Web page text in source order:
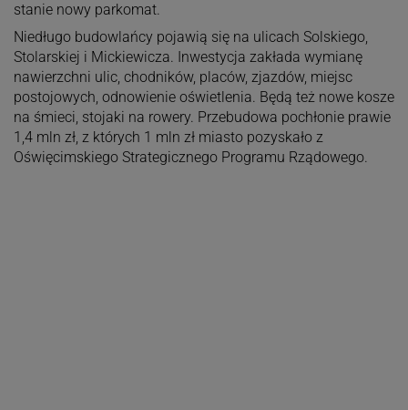
stanie nowy parkomat.
Niedługo budowlańcy pojawią się na ulicach Solskiego,
Stolarskiej i Mickiewicza. Inwestycja zakłada wymianę
nawierzchni ulic, chodników, placów, zjazdów, miejsc
postojowych, odnowienie oświetlenia. Będą też nowe kosze
na śmieci, stojaki na rowery. Przebudowa pochłonie prawie
1,4 mln zł, z których 1 mln zł miasto pozyskało z
Oświęcimskiego Strategicznego Programu Rządowego.